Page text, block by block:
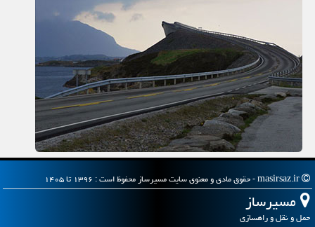
مسیرساز
حمل و نقل و راهسازی